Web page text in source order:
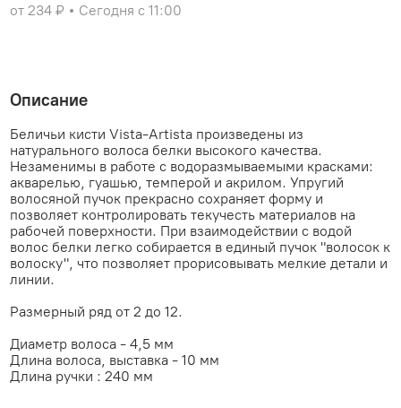
от 234 ₽
Сегодня с 11:00
Описание
Беличьи кисти Vista-Artista произведены из
натурального волоса белки высокого качества.
Незаменимы в работе с водоразмываемыми красками:
акварелью, гуашью, темперой и акрилом. Упругий
волосяной пучок прекрасно сохраняет форму и
позволяет контролировать текучесть материалов на
рабочей поверхности. При взаимодействии с водой
волос белки легко собирается в единый пучок "волосок к
волоску", что позволяет прорисовывать мелкие детали и
линии.
Размерный ряд от 2 до 12.
Диаметр волоса - 4,5 мм
Длина волоса, выставка - 10 мм
Длина ручки : 240 мм